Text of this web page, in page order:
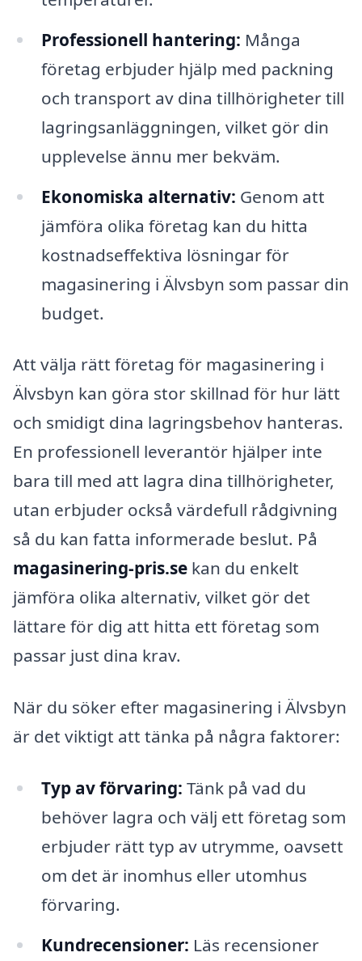
Professionell hantering: Många
företag erbjuder hjälp med packning
och transport av dina tillhörigheter till
lagringsanläggningen, vilket gör din
upplevelse ännu mer bekväm.
Ekonomiska alternativ: Genom att
jämföra olika företag kan du hitta
kostnadseffektiva lösningar för
magasinering i Älvsbyn som passar din
budget.
Att välja rätt företag för magasinering i
Älvsbyn kan göra stor skillnad för hur lätt
och smidigt dina lagringsbehov hanteras.
En professionell leverantör hjälper inte
bara till med att lagra dina tillhörigheter,
utan erbjuder också värdefull rådgivning
så du kan fatta informerade beslut. På
magasinering-pris.se kan du enkelt
jämföra olika alternativ, vilket gör det
lättare för dig att hitta ett företag som
passar just dina krav.
När du söker efter magasinering i Älvsbyn
är det viktigt att tänka på några faktorer:
Typ av förvaring: Tänk på vad du
behöver lagra och välj ett företag som
erbjuder rätt typ av utrymme, oavsett
om det är inomhus eller utomhus
förvaring.
Kundrecensioner: Läs recensioner